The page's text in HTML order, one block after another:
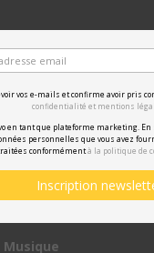
vos e-mails et confirme avoir pris
confidentialité et mentions
en tant que plateforme marketing.
personnelles que vous avez
conformémentà la politique de